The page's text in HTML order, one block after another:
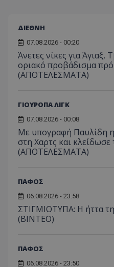
ΔΙΕΘΝΗ
07.08.2026 - 00:20
Άνετες νίκες για Άγιαξ,
οριακό προβάδισμα
(ΑΠΟΤΕΛΕΣΜΑΤΑ)
ΓΙΟΥΡΟΠΑ ΛΙΓΚ
07.08.2026 - 00:08
Με υπογραφή Παυλίδη
στη Χαρτς και
(ΑΠΟΤΕΛΕΣΜΑΤΑ)
ΠΑΦΟΣ
06.08.2026 - 23:58
ΣΤΙΓΜΙΟΤΥΠΑ: Η ήττα
(ΒΙΝΤΕΟ)
ΠΑΦΟΣ
06.08.2026 - 23:50